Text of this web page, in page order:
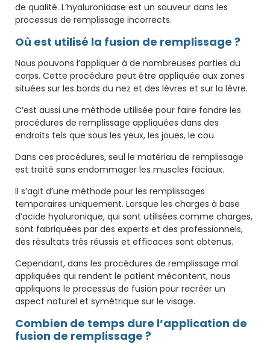
de qualité. L’hyaluronidase est un sauveur dans les
processus de remplissage incorrects.
Où est utilisé la fusion de remplissage ?
Nous pouvons l’appliquer à de nombreuses parties du
corps. Cette procédure peut être appliquée aux zones
situées sur les bords du nez et des lèvres et sur la lèvre.
C’est aussi une méthode utilisée pour faire fondre les
procédures de remplissage appliquées dans des
endroits tels que sous les yeux, les joues, le cou.
Dans ces procédures, seul le matériau de remplissage
est traité sans endommager les muscles faciaux.
Il s’agit d’une méthode pour les remplissages
temporaires uniquement. Lorsque les charges à base
d’acide hyaluronique, qui sont utilisées comme charges,
sont fabriquées par des experts et des professionnels,
des résultats très réussis et efficaces sont obtenus.
Cependant, dans les procédures de remplissage mal
appliquées qui rendent le patient mécontent, nous
appliquons le processus de fusion pour recréer un
aspect naturel et symétrique sur le visage.
Combien de temps dure l’application de
fusion de remplissage ?